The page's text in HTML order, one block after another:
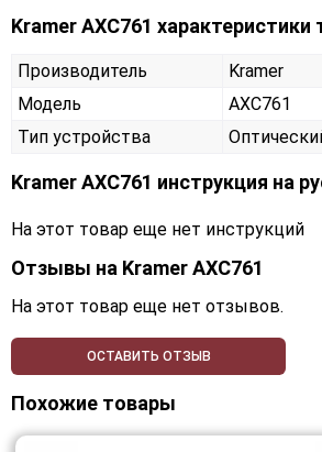
Kramer AXC761 характеристики
Производитель
Kramer
Модель
AXC761
Тип устройства
Kramer AXC761 инструкция на
На этот товар еще нет инструкций
Отзывы на Kramer AXC761
На этот товар еще нет отзывов.
ОСТАВИТЬ ОТЗЫВ
Похожие товары